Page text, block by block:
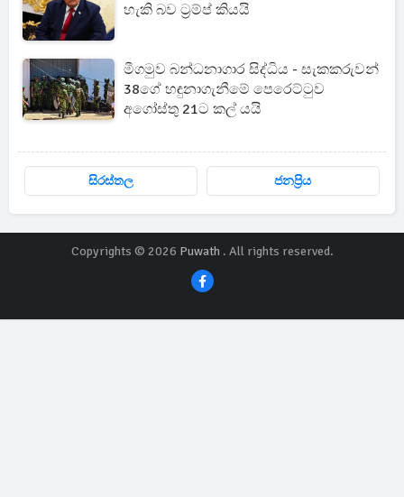
හැකි බව ට්‍රම්ප් කියයි
මීගමුව බන්ධනාගාර සිද්ධිය - සැකකරුවන්
38ගේ හඳුනාගැනීමේ පෙරෙට්ටුව
අගෝස්තු 21ට කල් යයි
සිරස්තල ජනප්‍රිය
Copyrights © 2026 Puwath. All rights reserved.